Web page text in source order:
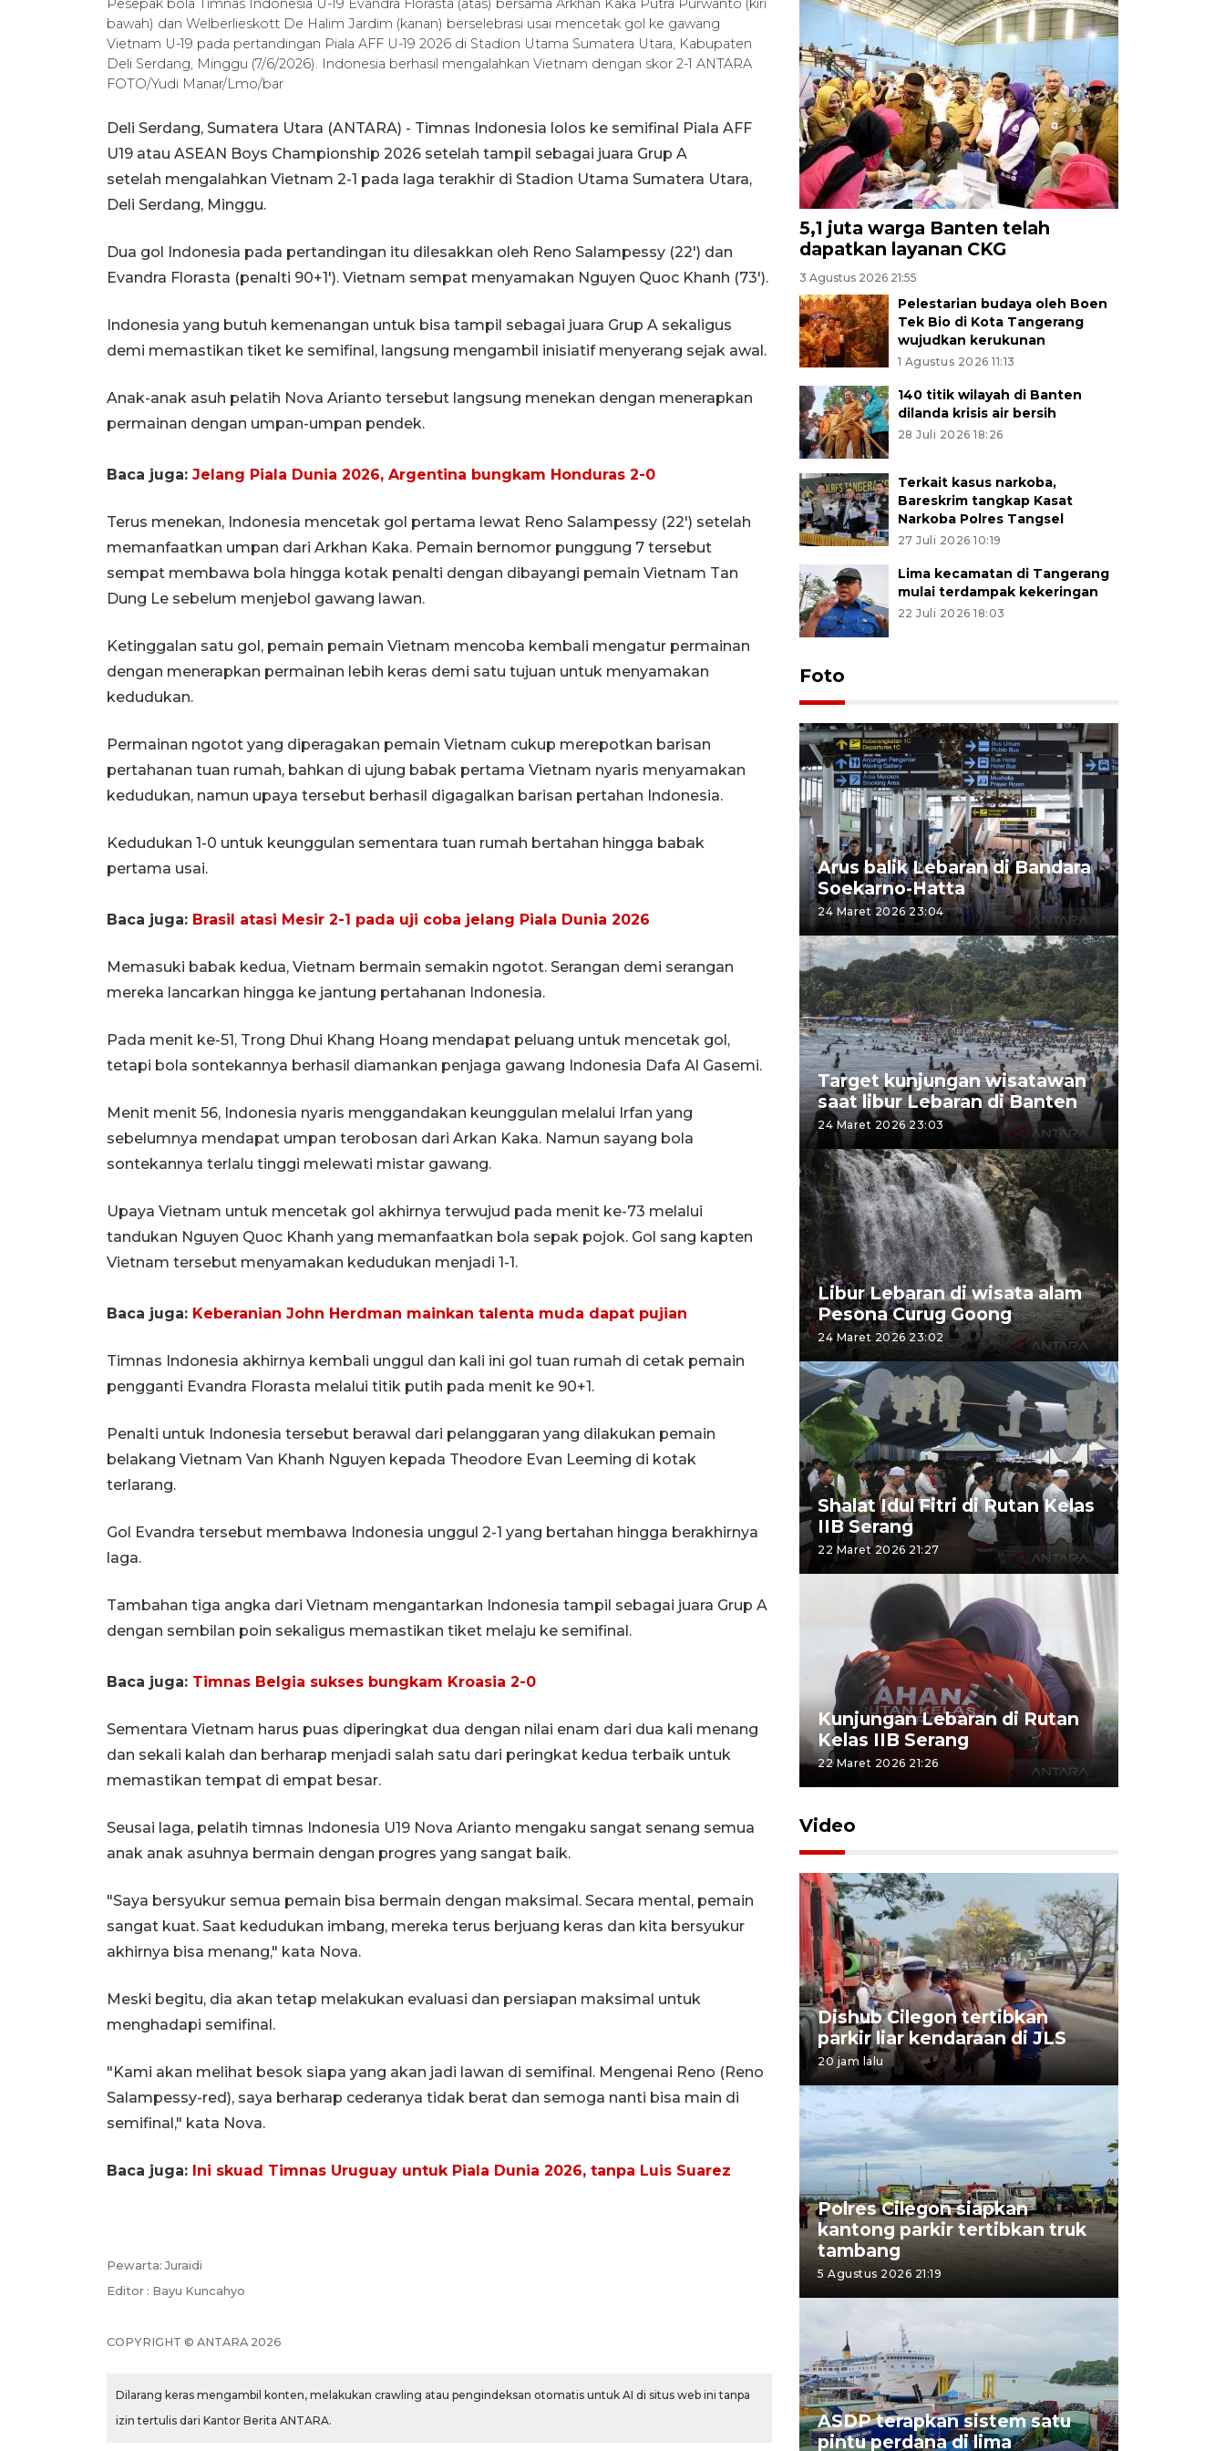
Pesepak bola Timnas Indonesia U-19 Evandra Florasta (atas) bersama Arkhan Kaka Putra Purwanto (kiri
bawah) dan Welberlieskott De Halim Jardim (kanan) berselebrasi usai mencetak gol ke gawang
Vietnam U-19 pada pertandingan Piala AFF U-19 2026 di Stadion Utama Sumatera Utara, Kabupaten
Deli Serdang, Minggu (7/6/2026). Indonesia berhasil mengalahkan Vietnam dengan skor 2-1 ANTARA
FOTO/Yudi Manar/Lmo/bar
Deli Serdang, Sumatera Utara (ANTARA) - Timnas Indonesia lolos ke semifinal Piala AFF
U19 atau ASEAN Boys Championship 2026 setelah tampil sebagai juara Grup A
setelah mengalahkan Vietnam 2-1 pada laga terakhir di Stadion Utama Sumatera Utara,
Deli Serdang, Minggu.
Dua gol Indonesia pada pertandingan itu dilesakkan oleh Reno Salampessy (22') dan
Evandra Florasta (penalti 90+1'). Vietnam sempat menyamakan Nguyen Quoc Khanh (73').
Indonesia yang butuh kemenangan untuk bisa tampil sebagai juara Grup A sekaligus
demi memastikan tiket ke semifinal, langsung mengambil inisiatif menyerang sejak awal.
Anak-anak asuh pelatih Nova Arianto tersebut langsung menekan dengan menerapkan
permainan dengan umpan-umpan pendek.
Baca juga: Jelang Piala Dunia 2026, Argentina bungkam Honduras 2-0
Terus menekan, Indonesia mencetak gol pertama lewat Reno Salampessy (22') setelah
memanfaatkan umpan dari Arkhan Kaka. Pemain bernomor punggung 7 tersebut
sempat membawa bola hingga kotak penalti dengan dibayangi pemain Vietnam Tan
Dung Le sebelum menjebol gawang lawan.
Ketinggalan satu gol, pemain pemain Vietnam mencoba kembali mengatur permainan
dengan menerapkan permainan lebih keras demi satu tujuan untuk menyamakan
kedudukan.
Permainan ngotot yang diperagakan pemain Vietnam cukup merepotkan barisan
pertahanan tuan rumah, bahkan di ujung babak pertama Vietnam nyaris menyamakan
kedudukan, namun upaya tersebut berhasil digagalkan barisan pertahan Indonesia.
Kedudukan 1-0 untuk keunggulan sementara tuan rumah bertahan hingga babak
pertama usai.
Baca juga: Brasil atasi Mesir 2-1 pada uji coba jelang Piala Dunia 2026
Memasuki babak kedua, Vietnam bermain semakin ngotot. Serangan demi serangan
mereka lancarkan hingga ke jantung pertahanan Indonesia.
Pada menit ke-51, Trong Dhui Khang Hoang mendapat peluang untuk mencetak gol,
tetapi bola sontekannya berhasil diamankan penjaga gawang Indonesia Dafa Al Gasemi.
Menit menit 56, Indonesia nyaris menggandakan keunggulan melalui Irfan yang
sebelumnya mendapat umpan terobosan dari Arkan Kaka. Namun sayang bola
sontekannya terlalu tinggi melewati mistar gawang.
Upaya Vietnam untuk mencetak gol akhirnya terwujud pada menit ke-73 melalui
tandukan Nguyen Quoc Khanh yang memanfaatkan bola sepak pojok. Gol sang kapten
Vietnam tersebut menyamakan kedudukan menjadi 1-1.
Baca juga: Keberanian John Herdman mainkan talenta muda dapat pujian
Timnas Indonesia akhirnya kembali unggul dan kali ini gol tuan rumah di cetak pemain
pengganti Evandra Florasta melalui titik putih pada menit ke 90+1.
Penalti untuk Indonesia tersebut berawal dari pelanggaran yang dilakukan pemain
belakang Vietnam Van Khanh Nguyen kepada Theodore Evan Leeming di kotak
terlarang.
Gol Evandra tersebut membawa Indonesia unggul 2-1 yang bertahan hingga berakhirnya
laga.
Tambahan tiga angka dari Vietnam mengantarkan Indonesia tampil sebagai juara Grup A
dengan sembilan poin sekaligus memastikan tiket melaju ke semifinal.
Baca juga: Timnas Belgia sukses bungkam Kroasia 2-0
Sementara Vietnam harus puas diperingkat dua dengan nilai enam dari dua kali menang
dan sekali kalah dan berharap menjadi salah satu dari peringkat kedua terbaik untuk
memastikan tempat di empat besar.
Seusai laga, pelatih timnas Indonesia U19 Nova Arianto mengaku sangat senang semua
anak anak asuhnya bermain dengan progres yang sangat baik.
"Saya bersyukur semua pemain bisa bermain dengan maksimal. Secara mental, pemain
sangat kuat. Saat kedudukan imbang, mereka terus berjuang keras dan kita bersyukur
akhirnya bisa menang," kata Nova.
Meski begitu, dia akan tetap melakukan evaluasi dan persiapan maksimal untuk
menghadapi semifinal.
"Kami akan melihat besok siapa yang akan jadi lawan di semifinal. Mengenai Reno (Reno
Salampessy-red), saya berharap cederanya tidak berat dan semoga nanti bisa main di
semifinal," kata Nova.
Baca juga: Ini skuad Timnas Uruguay untuk Piala Dunia 2026, tanpa Luis Suarez
Pewarta: Juraidi
Editor : Bayu Kuncahyo
COPYRIGHT © ANTARA 2026
Dilarang keras mengambil konten, melakukan crawling atau pengindeksan otomatis untuk AI di situs web ini tanpa
izin tertulis dari Kantor Berita ANTARA.
5,1 juta warga Banten telah
dapatkan layanan CKG
3 Agustus 2026 21:55
Pelestarian budaya oleh Boen
Tek Bio di Kota Tangerang
wujudkan kerukunan
1 Agustus 2026 11:13
140 titik wilayah di Banten
dilanda krisis air bersih
28 Juli 2026 18:26
Terkait kasus narkoba,
Bareskrim tangkap Kasat
Narkoba Polres Tangsel
27 Juli 2026 10:19
Lima kecamatan di Tangerang
mulai terdampak kekeringan
22 Juli 2026 18:03
Foto
Arus balik Lebaran di Bandara
Soekarno-Hatta
24 Maret 2026 23:04
Target kunjungan wisatawan
saat libur Lebaran di Banten
24 Maret 2026 23:03
Libur Lebaran di wisata alam
Pesona Curug Goong
24 Maret 2026 23:02
Shalat Idul Fitri di Rutan Kelas
IIB Serang
22 Maret 2026 21:27
Kunjungan Lebaran di Rutan
Kelas IIB Serang
22 Maret 2026 21:26
Video
Dishub Cilegon tertibkan
parkir liar kendaraan di JLS
20 jam lalu
Polres Cilegon siapkan
kantong parkir tertibkan truk
tambang
5 Agustus 2026 21:19
ASDP terapkan sistem satu
pintu perdana di lima